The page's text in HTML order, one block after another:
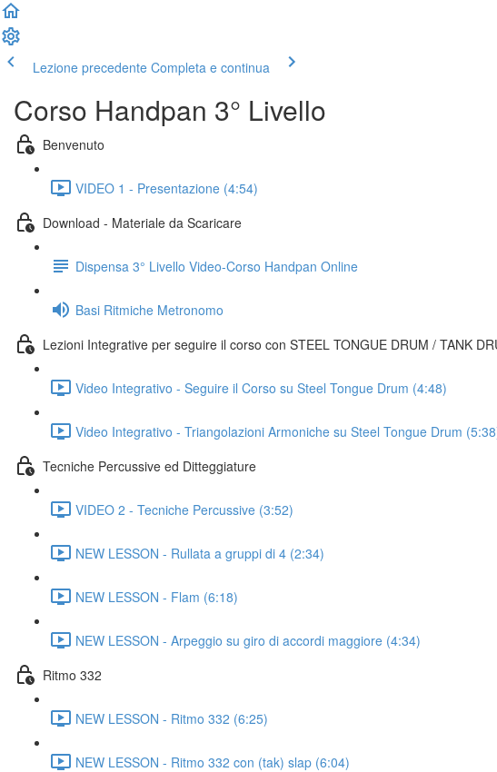
Lezione precedente Completa e continua
Corso Handpan 3° Livello
Benvenuto
VIDEO 1 - Presentazione (4:54)
Download - Materiale da Scaricare
Dispensa 3° Livello Video-Corso Handpan Online
Basi Ritmiche Metronomo
Lezioni Integrative per seguire il corso con STEEL TONGUE DRUM / TANK
Video Integrativo - Seguire il Corso su Steel Tongue Drum (4:48)
Video Integrativo - Triangolazioni Armoniche su Steel Tongue Drum
Tecniche Percussive ed Ditteggiature
VIDEO 2 - Tecniche Percussive (3:52)
NEW LESSON - Rullata a gruppi di 4 (2:34)
NEW LESSON - Flam (6:18)
NEW LESSON - Arpeggio su giro di accordi maggiore (4:34)
Ritmo 332
NEW LESSON - Ritmo 332 (6:25)
NEW LESSON - Ritmo 332 con (tak) slap (6:04)